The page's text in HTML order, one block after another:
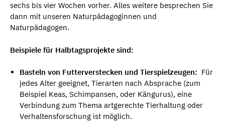
sechs bis vier Wochen vorher. Alles weitere besprechen Sie
dann mit unseren Naturpädagoginnen und
Naturpädagogen.
Beispiele für Halbtagsprojekte sind:
Basteln von Futterverstecken und Tierspielzeugen: Für
jedes Alter geeignet, Tierarten nach Absprache (zum
Beispiel Keas, Schimpansen, oder Kängurus), eine
Verbindung zum Thema artgerechte Tierhaltung oder
Verhaltensforschung ist möglich.